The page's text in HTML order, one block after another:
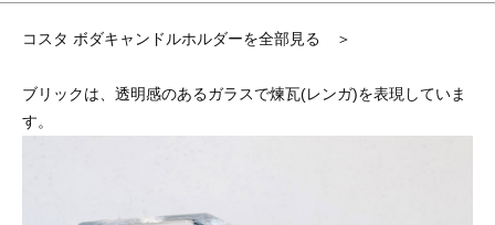
コスタ ボダキャンドルホルダーを全部見る ＞
ブリックは、透明感のあるガラスで煉瓦(レンガ)を表現していま
す。